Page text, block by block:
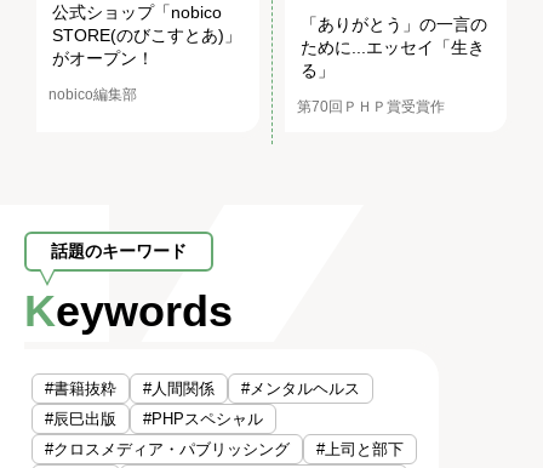
公式ショップ「nobico
STORE(のびこすとあ)」
がオープン！
nobico編集部
「ありがとう」の一言の
ために...エッセイ「生き
る」
第70回ＰＨＰ賞受賞作
話題のキーワード
Keywords
#書籍抜粋 #人間関係
#メンタルヘルス
#辰巳出版
#PHPスペシャル
#クロスメディア・パブリッシング
#上司と部下